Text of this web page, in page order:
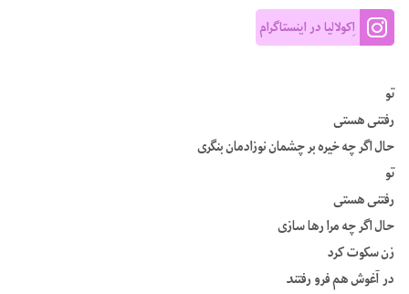
اِکولالیا در اینستاگرام
تو
رفتنی هستی
حال اگر چه خیره بر چشمان نوزادمان بنگری
تو
رفتنی هستی
حال اگر چه مرا رها سازی
زن سکوت کرد
در آغوش هم فرو رفتند